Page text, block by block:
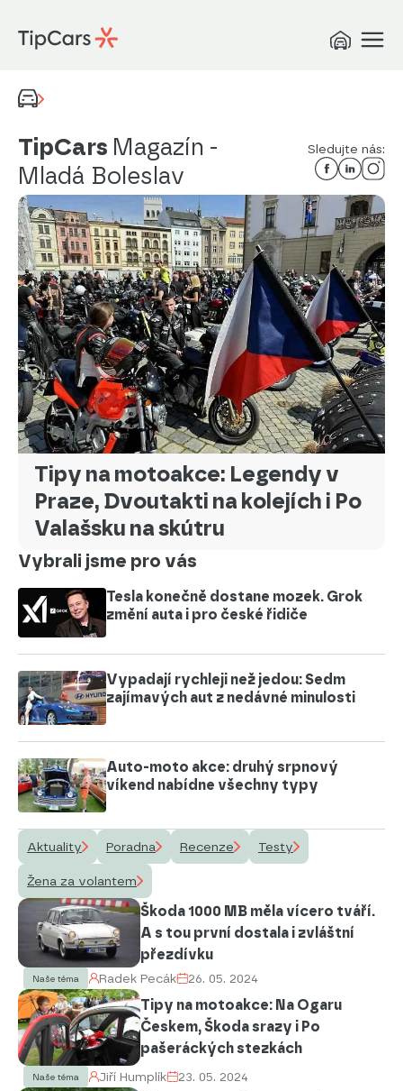
TipCars Magazín -
Mladá Boleslav
Sledujte nás:
Tipy na motoakce: Legendy v
Praze, Dvoutakti na kolejích i Po
Valašsku na skútru
Vybrali jsme pro vás
Tesla konečně dostane mozek. Grok
změní auta i pro české řidiče
Vypadají rychleji než jedou: Sedm
zajímavých aut z nedávné minulosti
Auto-moto akce: druhý srpnový
víkend nabídne všechny typy
Aktuality Poradna Recenze Testy
Žena za volantem
Škoda 1000 MB měla vícero tváří.
A s tou první dostala i zvláštní
přezdívku
Naše téma Radek Pecák 26. 05. 2024
Tipy na motoakce: Na Ogaru
Českem, Škoda srazy i Po
pašeráckých stezkách
Naše téma Jiří Humplík 23. 05. 2024